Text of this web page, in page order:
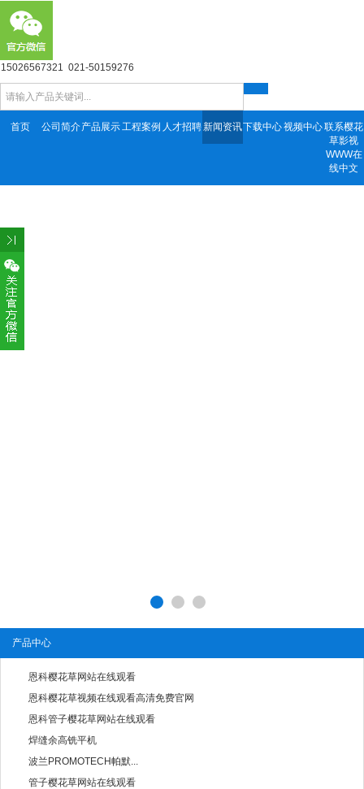
15026567321 021-50159276
首页 公司简介产品展示工程案例 人才招聘新闻资讯下载中心视频中心联系樱花
草影视
WWW在
线中文
产品中心
恩科樱花草网站在线观看
恩科樱花草视频在线观看高清免费官网
恩科管子樱花草网站在线观看
焊缝余高铣平机
波兰PROMOTECH帕默...
管子樱花草网站在线观看